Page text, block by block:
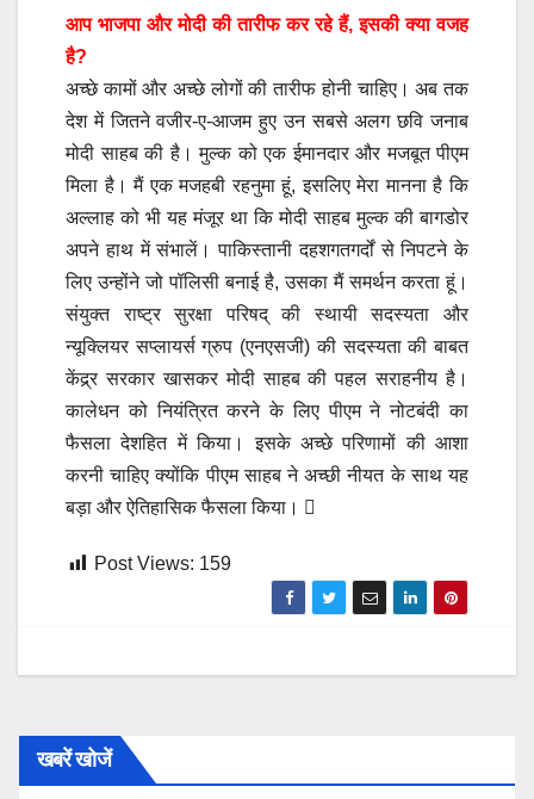
आप भाजपा और मोदी की तारीफ कर रहे हैं, इसकी क्या वजह
है?
अच्छे कामों और अच्छे लोगों की तारीफ होनी चाहिए। अब तक
देश में जितने वजीर-ए-आजम हुए उन सबसे अलग छवि जनाब
मोदी साहब की है। मुल्क को एक ईमानदार और मजबूत पीएम
मिला है। मैं एक मजहबी रहनुमा हूं, इसलिए मेरा मानना है कि
अल्लाह को भी यह मंजूर था कि मोदी साहब मुल्क की बागडोर
अपने हाथ में संभालें। पाकिस्तानी दहशगतगर्दों से निपटने के
लिए उन्होंने जो पॉलिसी बनाई है, उसका मैं समर्थन करता हूं।
संयुक्त राष्ट्र सुरक्षा परिषद् की स्थायी सदस्यता और
न्यूक्लियर सप्लायर्स ग्रुप (एनएसजी) की सदस्यता की बाबत
केंद्र्र सरकार खासकर मोदी साहब की पहल सराहनीय है।
कालेधन को नियंत्रित करने के लिए पीएम ने नोटबंदी का
फैसला देशहित में किया। इसके अच्छे परिणामों की आशा
करनी चाहिए क्योंकि पीएम साहब ने अच्छी नीयत के साथ यह
बड़ा और ऐतिहासिक फैसला किया। 
Post Views: 159
खबरें खोजें